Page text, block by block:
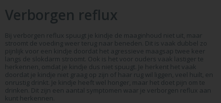
Verborgen reflux
Bij verborgen reflux spuugt je kindje de maaginhoud niet uit, maar
stroomt de voeding weer terug naar beneden. Dit is vaak dubbel zo
pijnlijk voor een kindje doordat het agressieve maagsap twee keer
langs de slokdarm stroomt. Ook is het voor ouders vaak lastiger te
herkennen, omdat je kindje dus niet spuugt. Je herkent het vaak
doordat je kindje niet graag op zijn of haar rug wil liggen, veel huilt, en
onrustig drinkt. Je kindje heeft wel honger, maar het doet pijn om te
drinken. Dit zijn een aantal symptomen waar je verborgen reflux aan
kunt herkennen.